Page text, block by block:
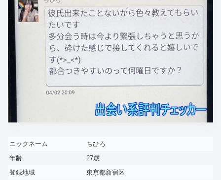
ニックネーム
ちひろ
年齢
27歳
登録地域
東京都新宿区